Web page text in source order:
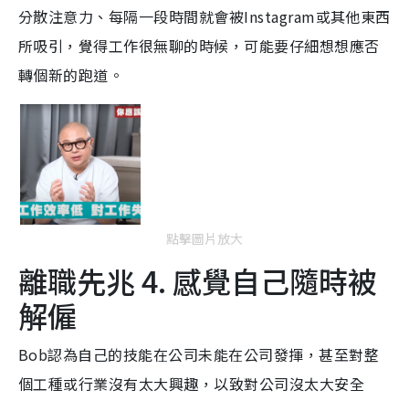
分散注意力、每隔一段時間就會被Instagram或其他東西
所吸引，覺得工作很無聊的時候，可能要仔細想想應否
轉個新的跑道。
點擊圖片放大
離職先兆 4. 感覺自己隨時被
解僱
Bob認為自己的技能在公司未能在公司發揮，甚至對整
個工種或行業沒有太大興趣，以致對公司沒太大安全